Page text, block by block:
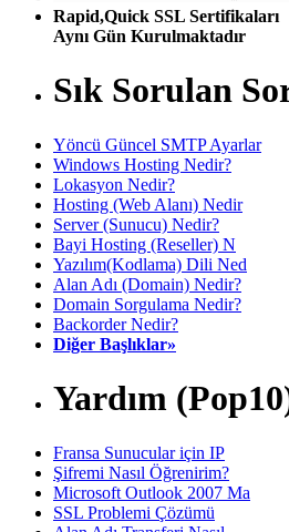
Rapid,Quick SSL Sertifikaları
Aynı Gün Kurulmaktadır
Sık Sorulan
Yöncü Güncel SMTP Ayarlar
Windows Hosting Nedir?
Lokasyon Nedir?
Hosting (Web Alanı) Nedir
Server (Sunucu) Nedir?
Bayi Hosting (Reseller) N
Yazılım(Kodlama) Dili Ned
Alan Adı (Domain) Nedir?
Domain Sorgulama Nedir?
Backorder Nedir?
Diğer Başlıklar»
Yardım
Fransa Sunucular için IP
Şifremi Nasıl Öğrenirim?
Microsoft Outlook 2007 Ma
SSL Problemi Çözümü